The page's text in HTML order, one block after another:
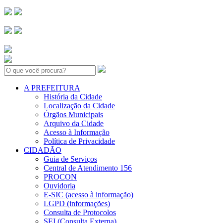
Search:
A PREFEITURA
História da Cidade
Localização da Cidade
Órgãos Municipais
Arquivo da Cidade
Acesso à Informação
Política de Privacidade
CIDADÃO
Guia de Serviços
Central de Atendimento 156
PROCON
Ouvidoria
E-SIC (acesso à informação)
LGPD (informações)
Consulta de Protocolos